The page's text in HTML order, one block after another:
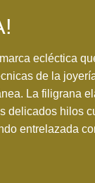
ecléctica
de la
La filigrana
delicados hilos
entrelazada